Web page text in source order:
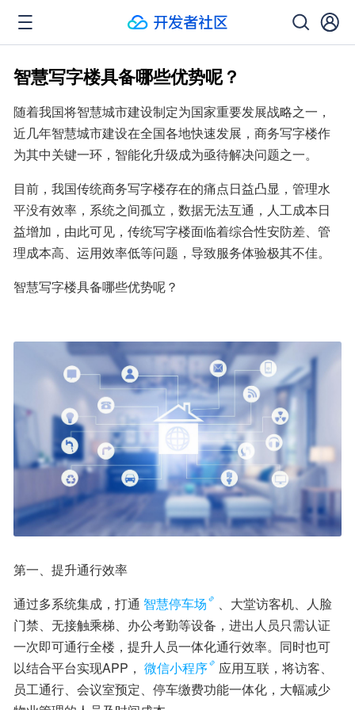
智慧写字楼具备哪些优势呢？
随着我国将智慧城市建设制定为国家重要发展战略之一，
近几年智慧城市建设在全国各地快速发展，商务写字楼作
为其中关键一环，智能化升级成为亟待解决问题之一。
目前，我国传统商务写字楼存在的痛点日益凸显，管理水
平没有效率，系统之间孤立，数据无法互通，人工成本日
益增加，由此可见，传统写字楼面临着综合性安防差、管
理成本高、运用效率低等问题，导致服务体验极其不佳。
智慧写字楼具备哪些优势呢？
第一、提升通行效率
通过多系统集成，打通 智慧停车场
、大堂访客机、人脸
门禁、无接触乘梯、办公考勤等设备，进出人员只需认证
一次即可通行全楼，提升人员一体化通行效率。同时也可
以结合平台实现APP， 微信小程序
应用互联，将访客、
员工通行、会议室预定、停车缴费功能一体化，大幅减少